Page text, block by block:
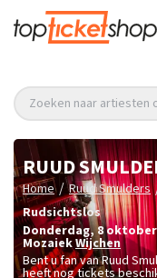
Zoeken naar artiesten
RUUD
Home / Ruud Smulders
Rudsichtslos
donderdag,8 oktober
MozaiekWijchen
Bent u fan van Ruud
heeft nog tickets